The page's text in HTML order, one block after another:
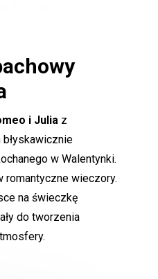
i Juliaz
w Walentynki.
romantyczne wieczory.
na świeczkę
do tworzenia